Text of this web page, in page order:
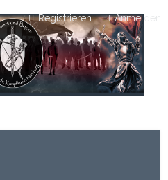
Anmelden
Registrieren